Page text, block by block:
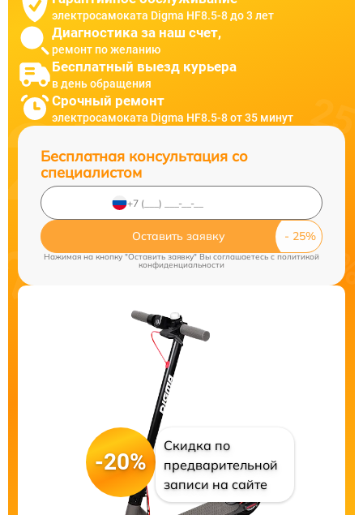
электросамоката Digma HF8.5-8 до 3 лет
Диагностика за наш счет,
ремонт по желанию
Бесплатный выезд курьера
в день обращения
Срочный ремонт
электросамоката Digma HF8.5-8 от 35 минут
Бесплатная консультация со
специалистом
Оставить заявку
Нажимая на кнопку "Оставить заявку" Вы соглашаетесь c политикой
конфиденциальности
-20%
Скидка по
предварительной
записи на сайте